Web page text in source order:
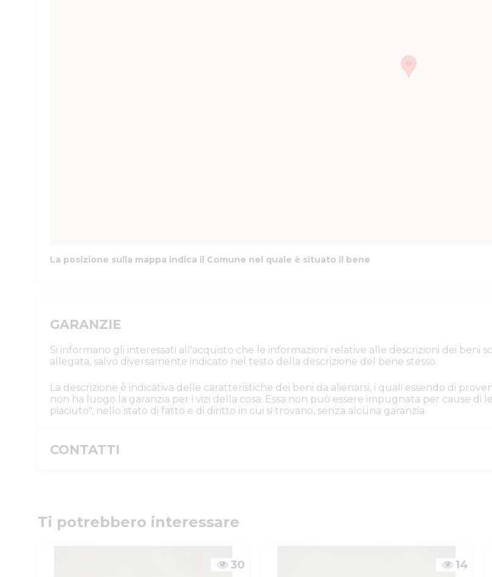
La posizione sulla mappa indica il Comune nel quale è situato il bene
GARANZIE
Si informano gli interessati all'acquisto che le informazioni relative alle descrizioni dei
allegata, salvo diversamente indicato nel testo della descrizione del bene stesso.
La descrizione è indicativa delle caratteristiche dei beni da alienarsi, i quali essendo di
non ha luogo la garanzia per i vizi della cosa. Essa non può essere impugnata per cause
piaciuto", nello stato di fatto e di diritto in cui si trovano, senza alcuna garanzia.
CONTATTI
Custode
DI PARMA ISTITUTO VENDITE GIUDIZIARIE
Ti potrebbero interessare
30 14